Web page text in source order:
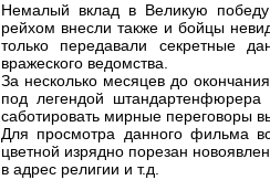
Немалый вклад в Великую победу
рейхом внесли также и бойцы
только передавали секретные
вражеского ведомства.
За несколько месяцев до
под легендой
саботировать мирные переговоры
Для просмотра данного фильма
цветной изрядно порезан
в адрес религии и т.д.